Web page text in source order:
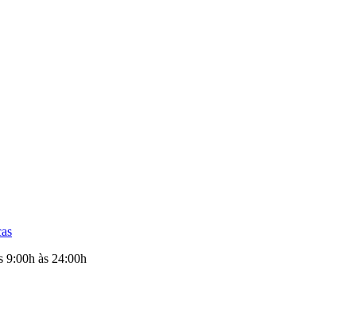
9:00h às 24:00h